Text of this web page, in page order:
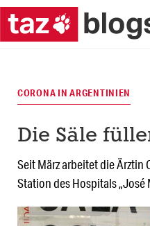
CORONA IN ARGENTINIEN
Die Säle
Seit März arbeitet die Ärztin
Station des Hospitals „José